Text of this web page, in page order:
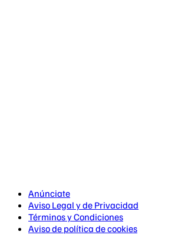
Anúnciate
Aviso Legal y de Privacidad
Términos y Condiciones
Aviso de política de cookies